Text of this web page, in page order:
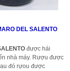
DEL SALENTO
được hái
nhà máy. Rượu được
đó rựou được